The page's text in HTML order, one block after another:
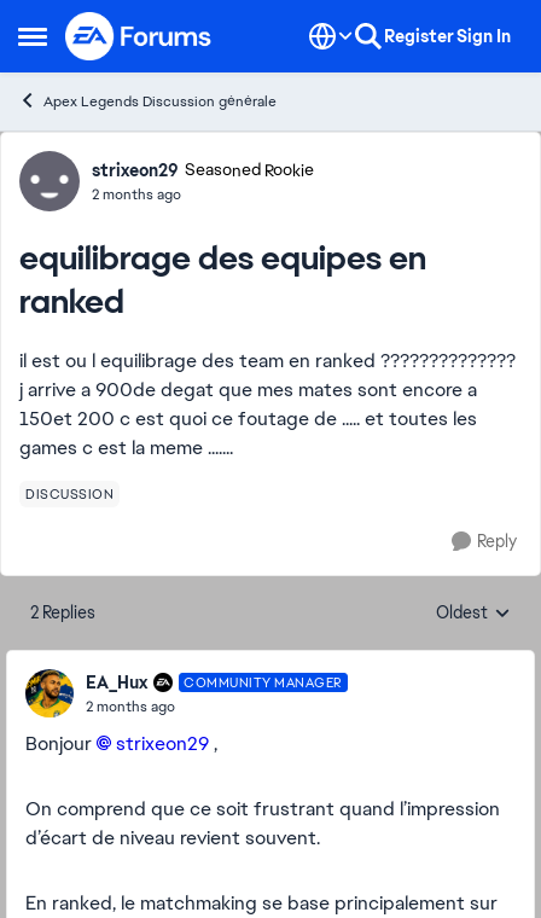
Open Side Menu
Skip to content RegisterSign In
Apex Legends Discussion générale
Forum Discussion
strixeon29 Seasoned Rookie
2 months ago
equilibrage des equipes en
ranked
il est ou l equilibrage des team en ranked ??????????????
j arrive a 900de degat que mes mates sont encore a
150et 200 c est quoi ce foutage de ..... et toutes les
games c est la meme .......
DISCUSSION
Reply
2 Replies Replies
Oldest
EA_Hux COMMUNITY MANAGER
2 months ago
Bonjour strixeon29​,
On comprend que ce soit frustrant quand l’impression
d’écart de niveau revient souvent.
En ranked, le matchmaking se base principalement sur